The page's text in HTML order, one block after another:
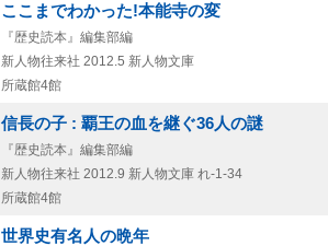
ここまでわかった!本能寺の変
『歴史読本』編集部編
新人物往来社 2012.5 新人物文庫
所蔵館4館
信長の子 : 覇王の血を継ぐ36人の謎
『歴史読本』編集部編
新人物往来社 2012.9 新人物文庫 れ-1-34
所蔵館4館
世界史有名人の晩年